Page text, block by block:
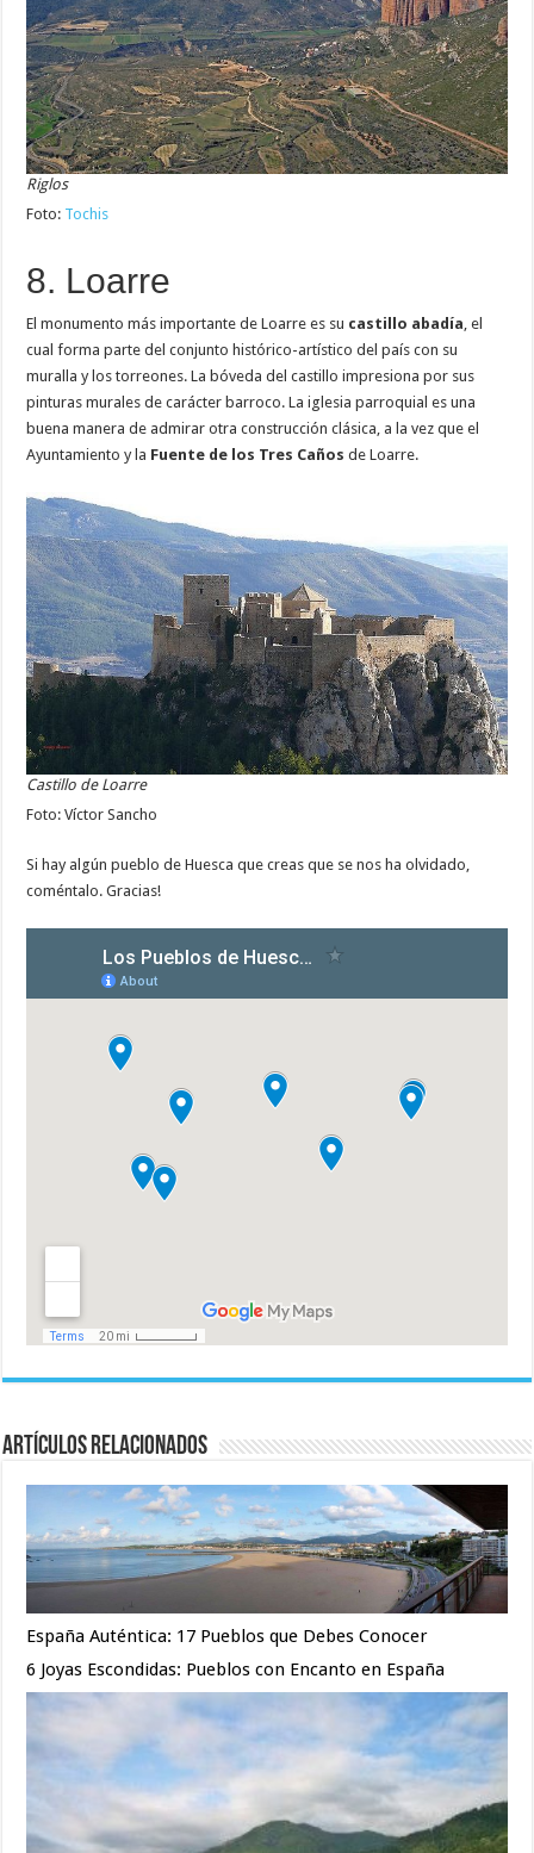
Riglos
Foto: Tochis
8. Loarre
El monumento más importante de Loarre es su castillo abadía, el
cual forma parte del conjunto histórico-artístico del país con su
muralla y los torreones. La bóveda del castillo impresiona por sus
pinturas murales de carácter barroco. La iglesia parroquial es una
buena manera de admirar otra construcción clásica, a la vez que el
Ayuntamiento y la Fuente de los Tres Caños de Loarre.
Castillo de Loarre
Foto: Víctor Sancho
Si hay algún pueblo de Huesca que creas que se nos ha olvidado,
coméntalo. Gracias!
Artículos relacionados
España Auténtica: 17 Pueblos que Debes Conocer
6 Joyas Escondidas: Pueblos con Encanto en España